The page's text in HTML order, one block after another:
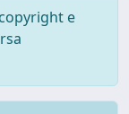
e